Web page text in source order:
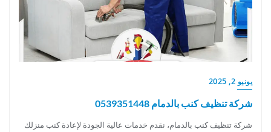
يونيو 2, 2025
شركة تنظيف كنب بالدمام 0539351448
شركة تنظيف كنب بالدمام، نقدم خدمات عالية الجودة لإعادة كنب منزلك